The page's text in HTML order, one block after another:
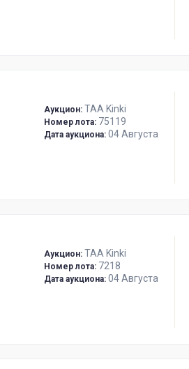
Аукцион: TAA Kinki
Номер лота: 75119
Дата аукциона: 04 Августа
Аукцион: TAA Kinki
Номер лота: 7218
Дата аукциона: 04 Августа